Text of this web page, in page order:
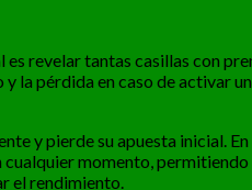
es revelar tantas casillas con
la pérdida en caso de activar
y pierde su apuesta inicial.
cualquier momento,
el rendimiento.